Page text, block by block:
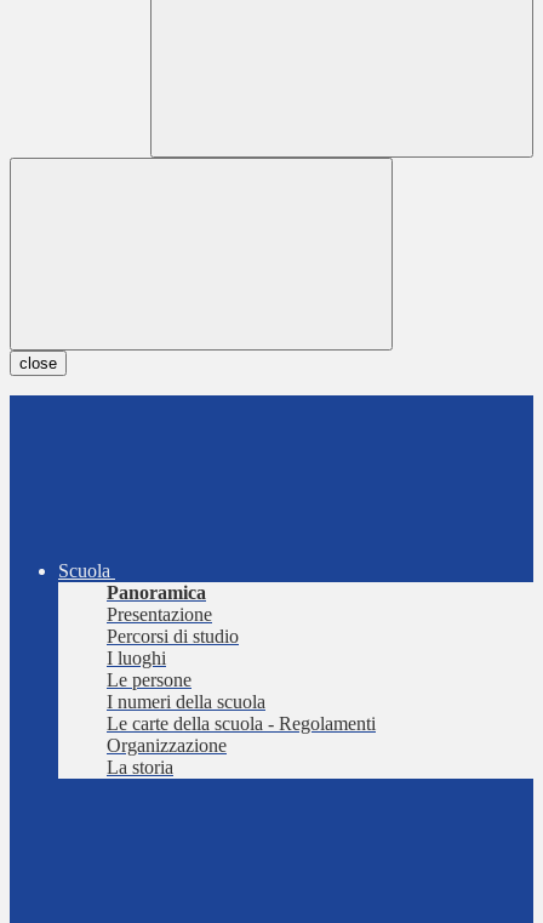
close
Scuola
Panoramica
Presentazione
Percorsi di studio
I luoghi
Le persone
I numeri della scuola
Le carte della scuola - Regolamenti
Organizzazione
La storia